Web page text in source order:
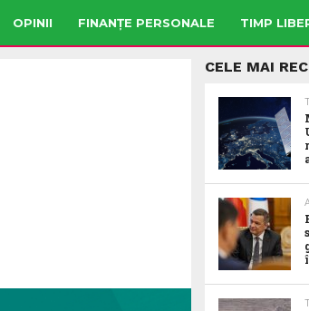
OPINII FINANȚE PERSONALE TIMP
CELE MAI